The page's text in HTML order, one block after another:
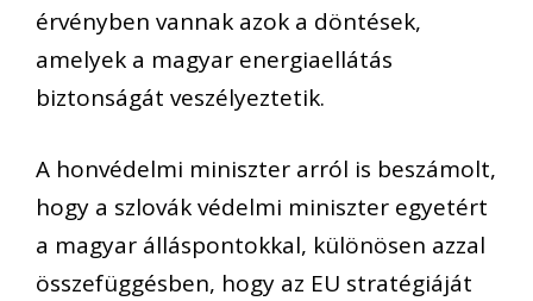
érvényben vannak azok a döntések,
amelyek a magyar energiaellátás
biztonságát veszélyeztetik.
A honvédelmi miniszter arról is beszámolt,
hogy a szlovák védelmi miniszter egyetért
a magyar álláspontokkal, különösen azzal
összefüggésben, hogy az EU stratégiáját